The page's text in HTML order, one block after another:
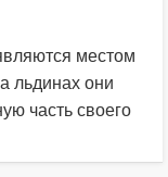
местом
льдинах они
часть своего